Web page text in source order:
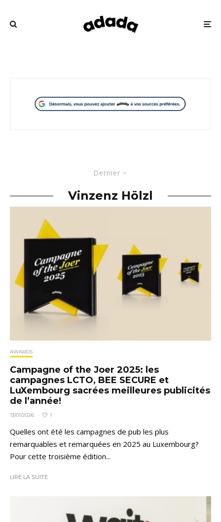
Dernier
Vinzenz Hölzl
AWARDS
Campagne of the Joer 2025: les
campagnes LCTO, BEE SECURE et
LuXembourg sacrées meilleures publicités
de l’année!
13/01/2026 · 1
Quelles ont été les campagnes de pub les plus
remarquables et remarquées en 2025 au Luxembourg?
Pour cette troisième édition...
LIRE LA SUITE